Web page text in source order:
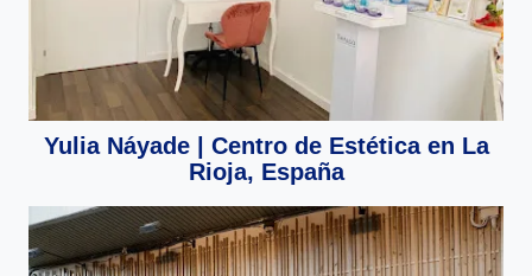
Yulia Náyade | Centro de Estética en La
Rioja, España